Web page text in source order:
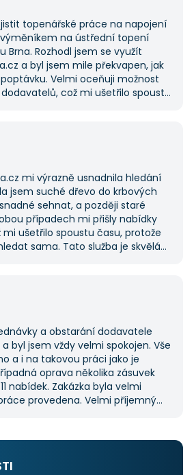
topenářské práce na napojení
na ústřední topení
Brna. Rozhodl jsem se využít
a byl jsem mile překvapen, jak
Velmi oceňuji možnost
což mi ušetřilo spoustu
práce.
mi výrazně usnadnila hledání
jsem suché dřevo do krbových
sehnat, a později staré
případech mi přišly nabídky
ušetřilo spoustu času, protože
sama. Tato služba je skvělá
a obstarání dodavatele
byl jsem vždy velmi spokojen. Vše
a i na takovou práci jako je
oprava několika zásuvek
nabídek. Zakázka byla velmi
provedena. Velmi příjemný
plně spolehnout.